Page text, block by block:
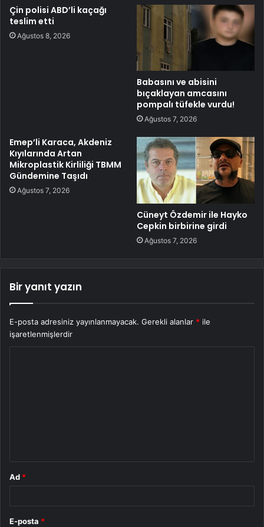
Çin polisi ABD’li kaçağı
teslim etti
Ağustos 8, 2026
Babasını ve abisini
bıçaklayan amcasını
pompalı tüfekle vurdu!
Ağustos 7, 2026
Emep’li Karaca, Akdeniz
Kıyılarında Artan
Mikroplastik Kirliliği TBMM
Gündemine Taşıdı
Ağustos 7, 2026
Cüneyt Özdemir ile Hayko
Cepkin birbirine girdi
Ağustos 7, 2026
Bir yanıt yazın
E-posta adresiniz yayınlanmayacak. Gerekli alanlar * ile
işaretlenmişlerdir
Ad *
E-posta *